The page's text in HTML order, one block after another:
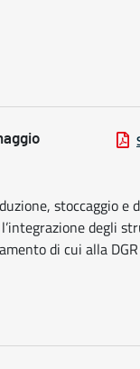
stoccaggio e
degli
di cui alla